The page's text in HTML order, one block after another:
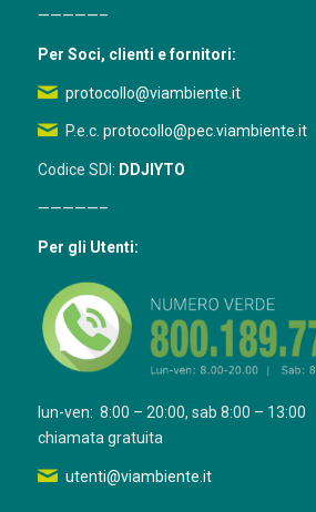
—————–
Per Soci, clienti e fornitori:
protocollo@viambiente.it
P.e.c. protocollo@pec.viambiente.it
Codice SDI: DDJIYTO
—————–
Per gli Utenti:
lun-ven: 8:00 – 20:00, sab 8:00 – 13:00
chiamata gratuita
utenti@viambiente.it